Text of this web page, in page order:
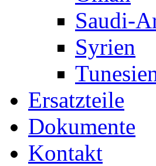
Saudi-
Syrien
Ersatzteile
Dokumente
Kontakt